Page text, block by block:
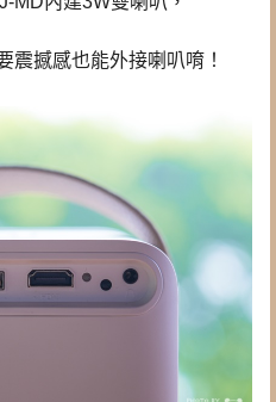
震撼感也能外接喇叭唷！